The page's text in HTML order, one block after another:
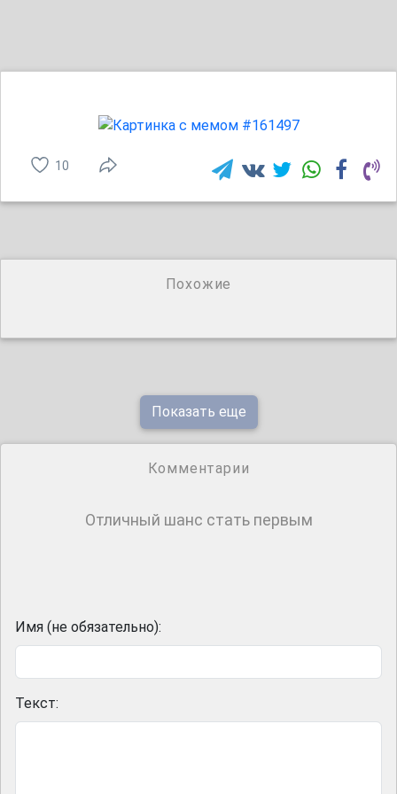
10
Похожие
Показать еще
Комментарии
Отличный шанс стать первым
Имя (не обязательно):
Текст: